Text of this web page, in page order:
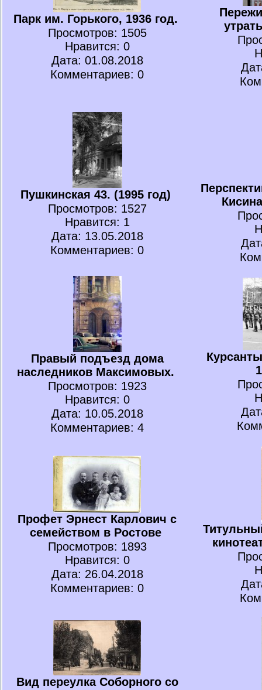
Парк им. Горького, 1936 год.
Просмотров: 1505
Нравится: 0
Дата: 01.08.2018
Комментариев: 0
Пушкинская 43. (1995 год)
Просмотров: 1527
Нравится: 1
Дата: 13.05.2018
Комментариев: 0
Правый подъезд дома
наследников Максимовых.
Просмотров: 1923
Нравится: 0
Дата: 10.05.2018
Комментариев: 4
Профет Эрнест Карлович с
семейством в Ростове
Просмотров: 1893
Нравится: 0
Дата: 26.04.2018
Комментариев: 0
Вид переулка Соборного со